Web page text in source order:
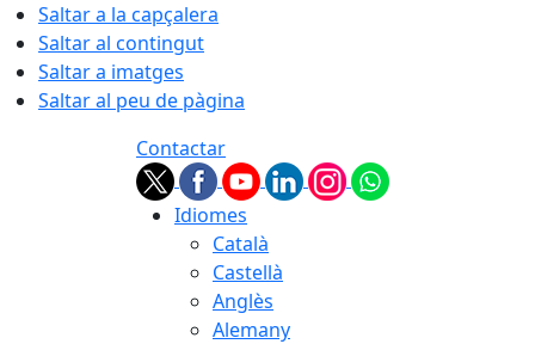
Saltar a la capçalera
Saltar al contingut
Saltar a imatges
Saltar al peu de pàgina
Contactar
Idiomes
Català
Castellà
Anglès
Alemany